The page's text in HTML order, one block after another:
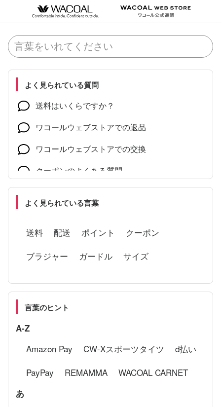
よく見られている質問
送料はいくらですか？
ワコールウェブストアでの返品
ワコールウェブストアでの交換
クーポンのよくある質問
よく見られている言葉
送料 配送 ポイント
クーポン
ブラジャー
ガードル サイズ
言葉のヒント
A-Z
Amazon Pay CW-Xスポーツタイツ
d払い
PayPay
REMAMMA WACOAL CARNET
あ